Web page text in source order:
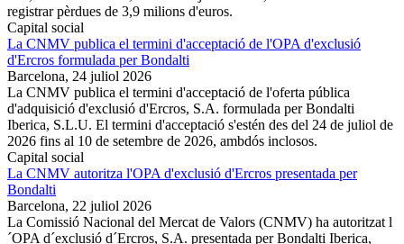
registrar pèrdues de 3,9 milions d'euros.
Capital social
La CNMV publica el termini d'acceptació de l'OPA d'exclusió
d'Ercros formulada per Bondalti
Barcelona, 24 juliol 2026
La CNMV publica el termini d'acceptació de l'oferta pública
d'adquisició d'exclusió d'Ercros, S.A. formulada per Bondalti
Iberica, S.L.U. El termini d'acceptació s'estén des del 24 de juliol de
2026 fins al 10 de setembre de 2026, ambdós inclosos.
Capital social
La CNMV autoritza l'OPA d'exclusió d'Ercros presentada per
Bondalti
Barcelona, 22 juliol 2026
La Comissió Nacional del Mercat de Valors (CNMV) ha autoritzat l
´OPA d´exclusió d´Ercros, S.A. presentada per Bondalti Iberica,